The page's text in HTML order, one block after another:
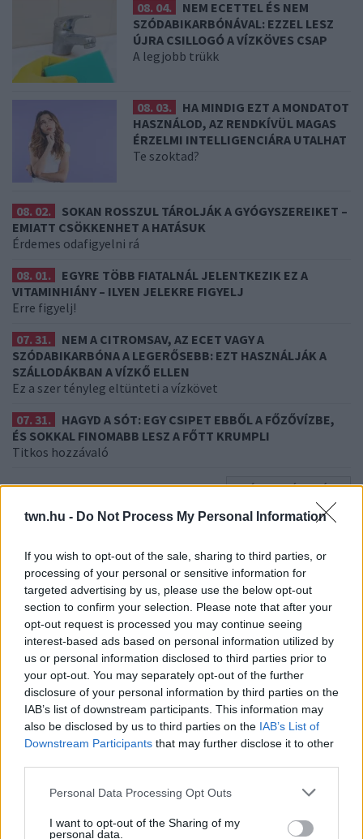
twn.hu - Do Not Process My Personal Information
If you wish to opt-out of the sale, sharing to third parties, or
processing of your personal or sensitive information for
targeted advertising by us, please use the below opt-out
section to confirm your selection. Please note that after your
opt-out request is processed you may continue seeing
interest-based ads based on personal information utilized by
us or personal information disclosed to third parties prior to
your opt-out. You may separately opt-out of the further
disclosure of your personal information by third parties on the
IAB’s list of downstream participants. This information may
also be disclosed by us to third parties on the IAB’s List of
Downstream Participants that may further disclose it to other
Please note that this website/app uses one or more Google
not limited to your visit or usage behaviour. You may click to
Personal Data Processing Opt Outs
I want to opt-out of the Sharing of my
personal data.
08. 04.
NEM ECETTEL ÉS NEM
SZÓDABIKARBÓNÁVAL: EZZEL LESZ
ÚJRA CSILLOGÓ A VÍZKÖVES CSAP
A legjobb trükk
08. 03.
HA MINDIG EZT A MONDATOT
HASZNÁLOD, AZ RENDKÍVÜL MAGAS
ÉRZELMI INTELLIGENCIÁRA UTALHAT
Te szoktad?
08. 02.
SOKAN ROSSZUL TÁROLJÁK A GYÓGYSZEREIKET –
EMIATT CSÖKKENHET A HATÁSUK
Érdemes odafigyelni rá
08. 01.
EGYRE TÖBB FIATALNÁL JELENTKEZIK EZ A
VITAMINHIÁNY – ILYEN JELEKRE FIGYELJ
Erre figyelj!
07. 31.
NEM A CITROMSAV, AZ ECET VAGY A
SZÓDABIKARBÓNA A LEGERŐSEBB: EZT HASZNÁLJÁK A
SZÁLLODÁKBAN A VÍZKŐ ELLEN
Ez a szer tényleg eltünteti a vízkövet
07. 31.
HAGYD A SÓT: EGY CSIPET EBBŐL A FŐZŐVÍZBE,
ÉS SOKKAL FINOMABB LESZ A FŐTT KRUMPLI
Titkos hozzávaló
24 ÓRA TOVÁBBI HÍREI
söpörd a szőnyeg alá